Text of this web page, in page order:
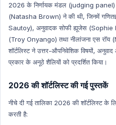
2026 के निर्णायक मंडल (judging panel)
(Natasha Brown) ने की थी, जिनमें
Sautoy), अनुवादक सोफी ह्यूजेस
(Troy Onyango) तथा नीलांजना एस रॉय
शॉर्टलिस्ट ने उत्तर-औपनिवेशिक विषयों,
प्रकार के अनूठे शैलियों को प्रदर्शित किया।
2026 की शॉर्टलिस्ट की गई पुस्तकें
नीचे दी गई तालिका 2026 की शॉर्टलिस्ट के
करती है: